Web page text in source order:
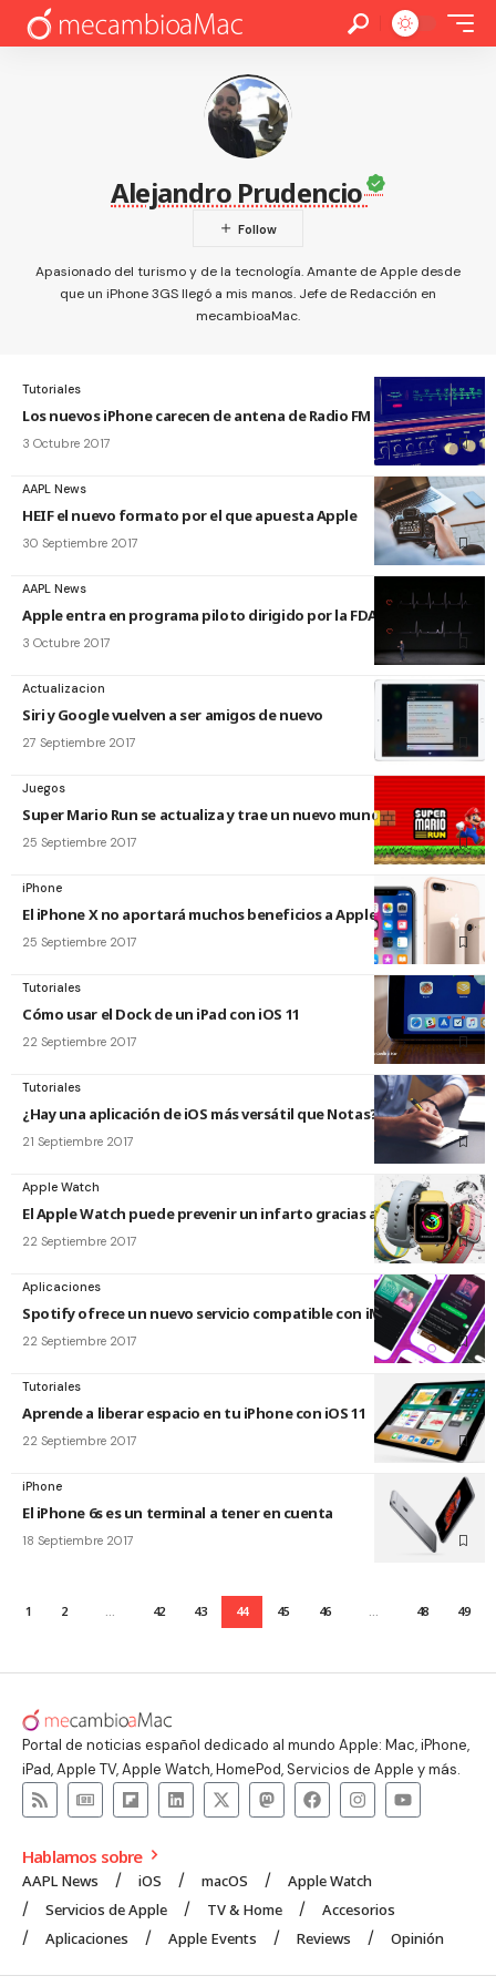
Alejandro Prudencio
Apasionado del turismo y de la tecnología. Amante de Apple desde
que un iPhone 3GS llegó a mis manos. Jefe de Redacción en
mecambioaMac.
Tutoriales
Los nuevos iPhone carecen de antena de Radio FM
3 Octubre 2017
AAPL News
HEIF el nuevo formato por el que apuesta Apple
30 Septiembre 2017
AAPL News
Apple entra en programa piloto dirigido por la FDA
3 Octubre 2017
Actualizacion
Siri y Google vuelven a ser amigos de nuevo
27 Septiembre 2017
Juegos
Super Mario Run se actualiza y trae un nuevo mundo
25 Septiembre 2017
iPhone
El iPhone X no aportará muchos beneficios a Apple
25 Septiembre 2017
Tutoriales
Cómo usar el Dock de un iPad con iOS 11
22 Septiembre 2017
Tutoriales
¿Hay una aplicación de iOS más versátil que Notas?
21 Septiembre 2017
Apple Watch
El Apple Watch puede prevenir un infarto gracias a watchOS 4
22 Septiembre 2017
Aplicaciones
Spotify ofrece un nuevo servicio compatible con iMessage
22 Septiembre 2017
Tutoriales
Aprende a liberar espacio en tu iPhone con iOS 11
22 Septiembre 2017
iPhone
El iPhone 6s es un terminal a tener en cuenta
18 Septiembre 2017
1 2 … 42 43 44 45 46 … 48 49
Portal de noticias español dedicado al mundo Apple: Mac, iPhone,
iPad, Apple TV, Apple Watch, HomePod, Servicios de Apple y más.
Hablamos sobre
AAPL News iOS macOS
Apple Watch
Servicios de Apple
TV & Home
Accesorios
Aplicaciones
Apple Events Reviews Opinión